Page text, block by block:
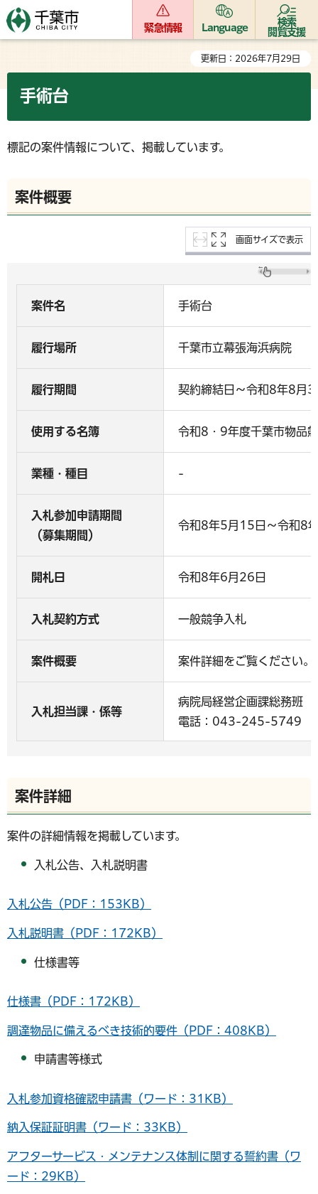
緊急情報 Language
検索
閲覧支援
更新日：2026年7月29日
手術台
標記の案件情報について、掲載しています。
案件概要
画面サイズで表示
案件名 手術台
履行場所 千葉市立幕張海浜病院
履行期間 契約締結日～令和8年8月
使用する名簿 令和8・9年度千葉市物品
業種・種目 -
入札参加申請期間
（募集期間）
令和8年5月15日～令和8
開札日 令和8年6月26日
入札契約方式 一般競争入札
案件概要 案件詳細をご覧ください。
入札担当課・係等
病院局経営企画課総務班
電話：043-245-5749
案件詳細
案件の詳細情報を掲載しています。
入札公告、入札説明書
入札公告（PDF：153KB）
入札説明書（PDF：172KB）
仕様書等
仕様書（PDF：172KB）
調達物品に備えるべき技術的要件（PDF：408KB）
申請書等様式
入札参加資格確認申請書（ワード：31KB）
納入保証証明書（ワード：33KB）
アフターサービス・メンテナンス体制に関する誓約書（ワ
ード：29KB）